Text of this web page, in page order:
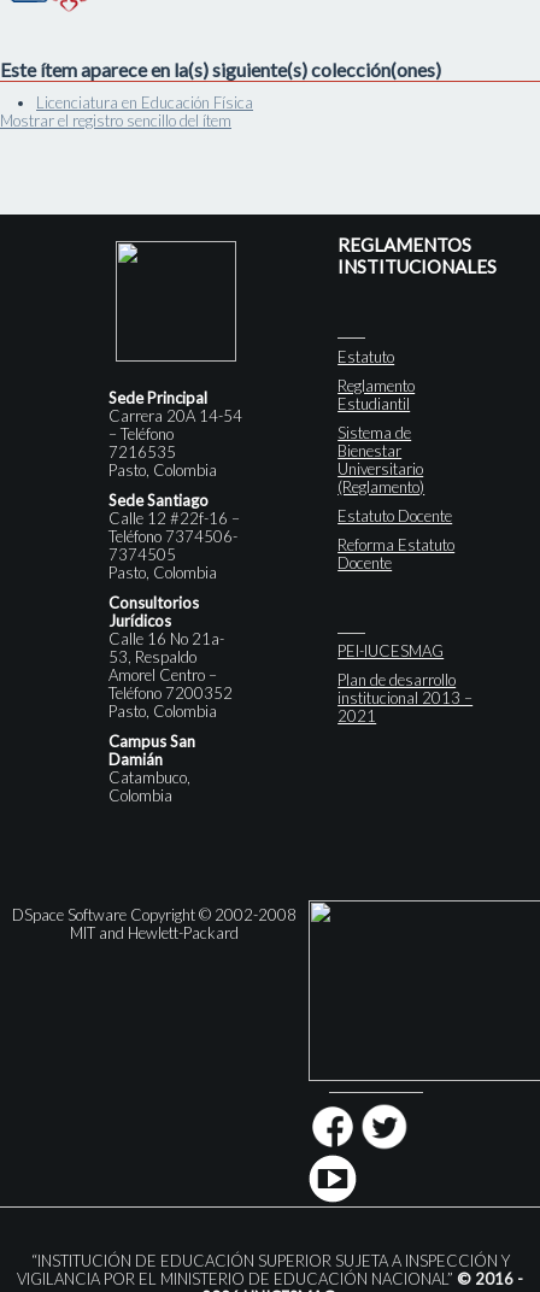
Este ítem aparece en la(s) siguiente(s) colección(ones)
Licenciatura en Educación Física
Mostrar el registro sencillo del ítem
Sede Principal
Carrera 20A 14-54
– Teléfono
7216535
Pasto, Colombia
Sede Santiago
Calle 12 #22f-16 –
Teléfono 7374506-
7374505
Pasto, Colombia
Consultorios
Jurídicos
Calle 16 No 21a-
53, Respaldo
Amorel Centro –
Teléfono 7200352
Pasto, Colombia
Campus San
Damián
Catambuco,
Colombia
REGLAMENTOS
INSTITUCIONALES
Estatuto
Reglamento
Estudiantil
Sistema de
Bienestar
Universitario
(Reglamento)
Estatuto Docente
Reforma Estatuto
Docente
PEI-IUCESMAG
Plan de desarrollo
institucional 2013 –
2021
DSpace Software Copyright © 2002-2008
MIT and Hewlett-Packard
“INSTITUCIÓN DE EDUCACIÓN SUPERIOR SUJETA A INSPECCIÓN Y
VIGILANCIA POR EL MINISTERIO DE EDUCACIÓN NACIONAL” © 2016 -